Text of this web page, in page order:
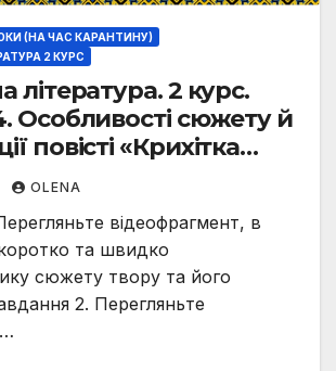
(НА ЧАС КАРАНТИНУ)
2 КУРС
література. 2 курс.
Особливості сюжету й
повісті «Крихітка
Цинобер».
зміст твору.
OLENA
відеофрагмент, в
та швидко
сюжету твору та його
2. Перегляньте